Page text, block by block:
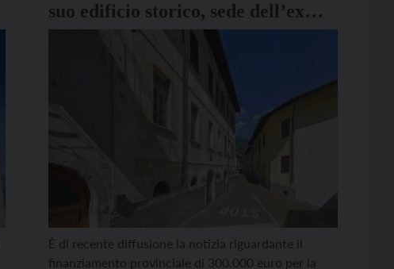
suo edificio storico, sede dell’ex
municipio
È di recente diffusione la notizia riguardante il
finanziamento provinciale di 300.000 euro per la